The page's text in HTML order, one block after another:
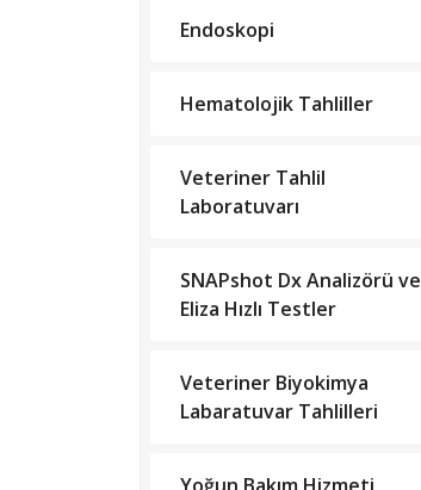
Endoskopi
Hematolojik Tahliller
Veteriner Tahlil
Laboratuvarı
SNAPshot Dx Analizörü ve
Eliza Hızlı Testler
Veteriner Biyokimya
Labaratuvar Tahlilleri